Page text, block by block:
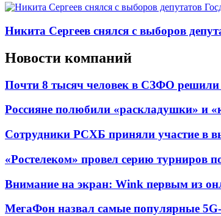
Никита Сергеев снялся с выборов
Новости компаний
Почти 8 тысяч человек в СЗФО
Россияне полюбили «раскладушки» и
Сотрудники РСХБ приняли участие в
«Ростелеком» провел серию турниров
Внимание на экран: Wink первым из
МегаФон назвал самые популярные